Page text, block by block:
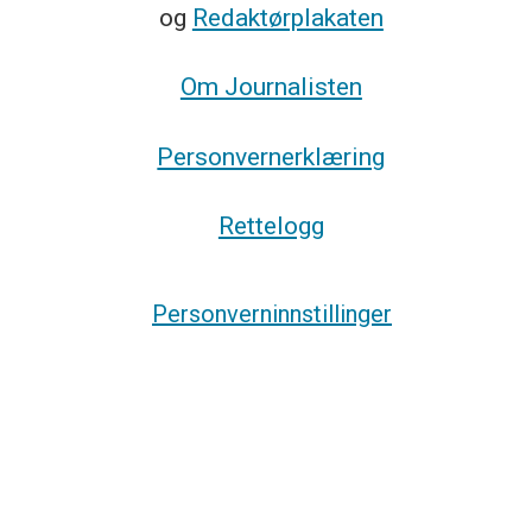
og Redaktørplakaten
Om Journalisten
Personvernerklæring
Rettelogg
Personverninnstillinger